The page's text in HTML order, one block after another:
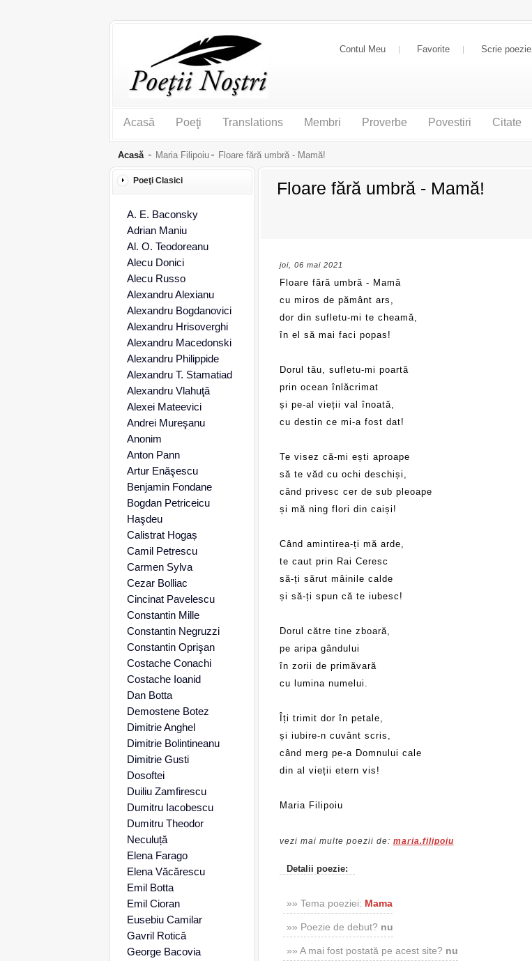
Contul Meu Favorite Scrie poezie
Acasă Poeţi Translations Membri Proverbe Povestiri Citate
Acasă Maria Filipoiu Floare fără umbră - Mamă!
Floare fără umbră - Mamă!
joi, 06 mai 2021
Floare fără umbră - Mamă
cu miros de pământ ars,
dor din sufletu-mi te cheamă,
în el să mai faci popas!
Dorul tău, sufletu-mi poartă
prin ocean înlăcrimat
și pe-al vieții val înoată,
cu destin ce mi-a fost dat!
Te visez că-mi ești aproape
să te văd cu ochi deschiși,
când privesc cer de sub pleoape
și mă ning flori din caiși!
Când amintirea-ți mă arde,
te caut prin Rai Ceresc
să-ți sărut mâinile calde
și să-ți spun că te iubesc!
Dorul către tine zboară,
pe aripa gândului
în zorii de primăvară
cu lumina numelui.
Îți trimit dor în petale,
și iubire-n cuvânt scris,
când merg pe-a Domnului cale
din al vieții etern vis!
Maria Filipoiu
vezi mai multe poezii de: maria.filipoiu
Detalii poezie:
»» Tema poeziei: Mama
»» Poezie de debut? nu
»» A mai fost postată pe acest site? nu
Poeţi Clasici
A. E. Baconsky
Adrian Maniu
Al. O. Teodoreanu
Alecu Donici
Alecu Russo
Alexandru Alexianu
Alexandru Bogdanovici
Alexandru Hrisoverghi
Alexandru Macedonski
Alexandru Philippide
Alexandru T. Stamatiad
Alexandru Vlahuţă
Alexei Mateevici
Andrei Mureşanu
Anonim
Anton Pann
Artur Enăşescu
Benjamin Fondane
Bogdan Petriceicu
Haşdeu
Calistrat Hogaș
Camil Petrescu
Carmen Sylva
Cezar Bolliac
Cincinat Pavelescu
Constantin Mille
Constantin Negruzzi
Constantin Oprişan
Costache Conachi
Costache Ioanid
Dan Botta
Demostene Botez
Dimitrie Anghel
Dimitrie Bolintineanu
Dimitrie Gusti
Dosoftei
Duiliu Zamfirescu
Dumitru Iacobescu
Dumitru Theodor
Neculuță
Elena Farago
Elena Văcărescu
Emil Botta
Emil Cioran
Eusebiu Camilar
Gavril Rotică
George Bacovia